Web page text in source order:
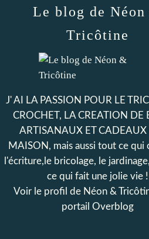
Le blog de Néon
Tricôtine
J' AI LA PASSION POUR LE
CROCHET, LA CREATION DE
ARTISANAUX ET CADEAUX
MAISON, mais aussi tout ce qui
l'écriture,le bricolage, le
ce qui fait une jolie vie !
Voir le profil de Néon &
portail Overblog